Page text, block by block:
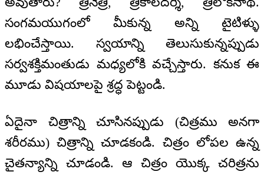
సంగమయుగంలో మీకున్న అన్ని టైటిళ్ళు
లభించేస్తాయి. స్వయాన్ని తెలుసుకున్నప్పుడు
సర్వశక్తిమంతుడు మధ్యలోకి వచ్చేస్తారు. కనుక ఈ
మూడు విషయాలపై శ్రద్ధ పెట్టండి.
ఏదైనా చిత్రాన్ని చూసినప్పుడు (చిత్రము అనగా
శరీరము) చిత్రాన్ని చూడకండి. చిత్రం లోపల ఉన్న
చైతన్యాన్ని చూడండి. ఆ చిత్రం యొక్క చరిత్రను